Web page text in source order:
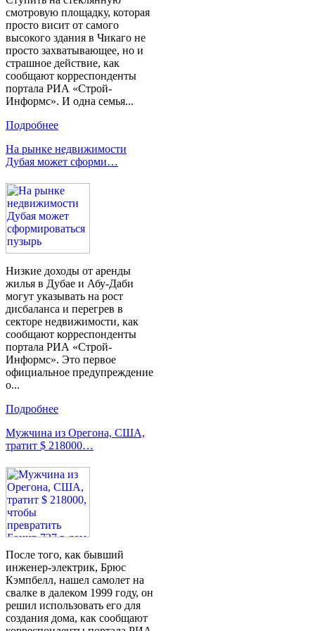
смотровую площадку, которая
просто висит от самого
высокого здания в Чикаго не
просто захватывающее, но и
страшное действие, как
сообщают корреспонденты
портала РИА «Строй-
Информс». И одна семья...
Подробнее
На рынке недвижимости
Дубая может сформи…
Низкие доходы от аренды
жилья в Дубае и Абу-Даби
могут указывать на рост
дисбаланса и перегрев в
секторе недвижимости, как
сообщают корреспонденты
портала РИА «Строй-
Информс». Это первое
официальное предупреждение
о...
Подробнее
Мужчина из Орегона, США,
тратит $ 218000…
После того, как бывший
инженер-электрик, Брюс
Кэмпбелл, нашел самолет на
свалке в далеком 1999 году, он
решил использовать его для
создания дома, как сообщают